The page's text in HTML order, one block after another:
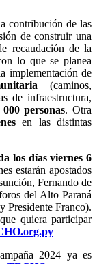
contribución de las
de construir una
recaudación de la
lo que se planea
implementación de
(caminos,
de infraestructura,
000 personas. Otra
en las distintas
los días viernes 6
estarán apostados
Fernando de
del Alto Paraná
Presidente Franco).
quiera participar
2024 ya es